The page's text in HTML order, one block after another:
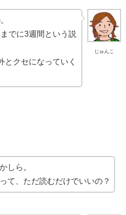
じゅんこ
でに3週間という説
とクセになっていく
しら。
て、ただ読むだけでいいの？